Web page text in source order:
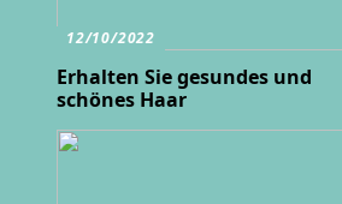
12/10/2022
Erhalten Sie gesundes und
schönes Haar